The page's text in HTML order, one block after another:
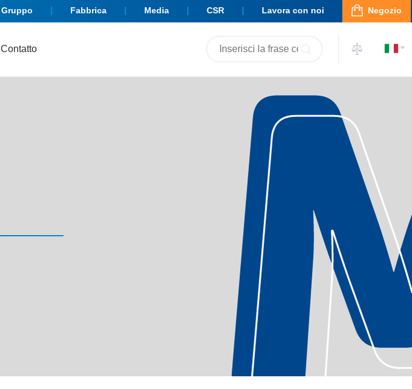
Gruppo Fabbrica Media CSR Lavora con noi Negozio
Contatto